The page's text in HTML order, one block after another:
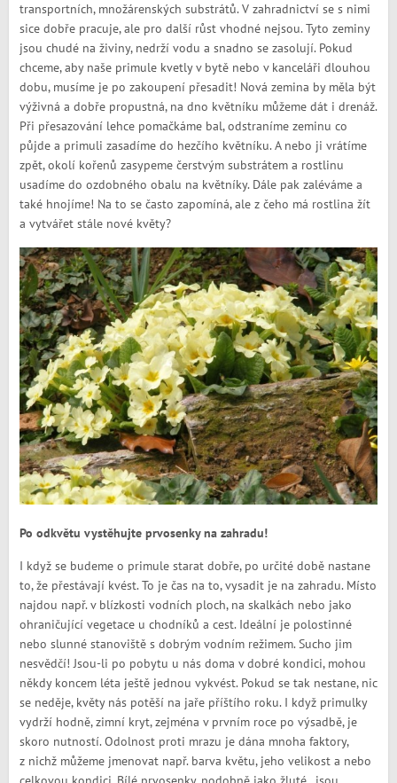
transportních, množárenských substrátů. V zahradnictví se s nimi
sice dobře pracuje, ale pro další růst vhodné nejsou. Tyto zeminy
jsou chudé na živiny, nedrží vodu a snadno se zasolují. Pokud
chceme, aby naše primule kvetly v bytě nebo v kanceláři dlouhou
dobu, musíme je po zakoupení přesadit! Nová zemina by měla být
výživná a dobře propustná, na dno květníku můžeme dát i drenáž.
Při přesazování lehce pomačkáme bal, odstraníme zeminu co
půjde a primuli zasadíme do hezčího květníku. A nebo ji vrátíme
zpět, okolí kořenů zasypeme čerstvým substrátem a rostlinu
usadíme do ozdobného obalu na květníky. Dále pak zaléváme a
také hnojíme! Na to se často zapomíná, ale z čeho má rostlina žít
a vytvářet stále nové květy?
Po odkvětu vystěhujte prvosenky na zahradu!
I když se budeme o primule starat dobře, po určité době nastane
to, že přestávají kvést. To je čas na to, vysadit je na zahradu. Místo
najdou např. v blízkosti vodních ploch, na skalkách nebo jako
ohraničující vegetace u chodníků a cest. Ideální je polostinné
nebo slunné stanoviště s dobrým vodním režimem. Sucho jim
nesvědčí! Jsou-li po pobytu u nás doma v dobré kondici, mohou
někdy koncem léta ještě jednou vykvést. Pokud se tak nestane, nic
se neděje, květy nás potěší na jaře příštího roku. I když primulky
vydrží hodně, zimní kryt, zejména v prvním roce po výsadbě, je
skoro nutností. Odolnost proti mrazu je dána mnoha faktory,
z nichž můžeme jmenovat např. barva květu, jeho velikost a nebo